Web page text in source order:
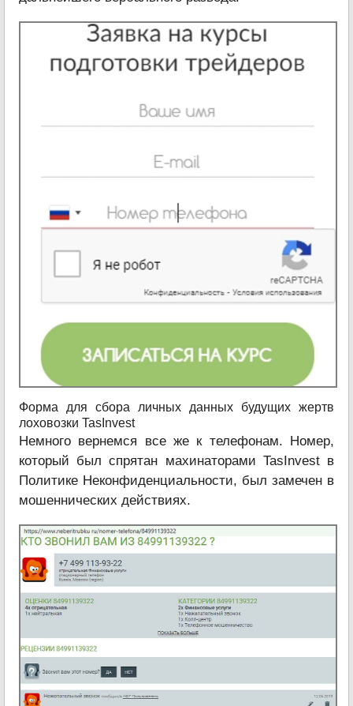
Форма для сбора личных данных будущих жертв
лоховозки TasInvest
Немного вернемся все же к телефонам. Номер,
который был спрятан махинаторами TasInvest в
Политике Неконфиденциальности, был замечен в
мошеннических действиях.